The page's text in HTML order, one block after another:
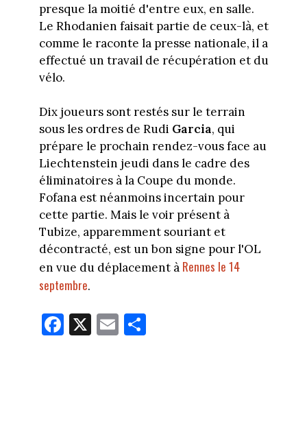
presque la moitié d'entre eux, en salle.
Le Rhodanien faisait partie de ceux-là, et
comme le raconte la presse nationale, il a
effectué un travail de récupération et du
vélo.
Dix joueurs sont restés sur le terrain
sous les ordres de Rudi Garcia, qui
prépare le prochain rendez-vous face au
Liechtenstein jeudi dans le cadre des
éliminatoires à la Coupe du monde.
Fofana est néanmoins incertain pour
cette partie. Mais le voir présent à
Tubize, apparemment souriant et
décontracté, est un bon signe pour l'OL
en vue du déplacement à Rennes le 14
septembre.
Fa
ce
X E
m
Pa
rt